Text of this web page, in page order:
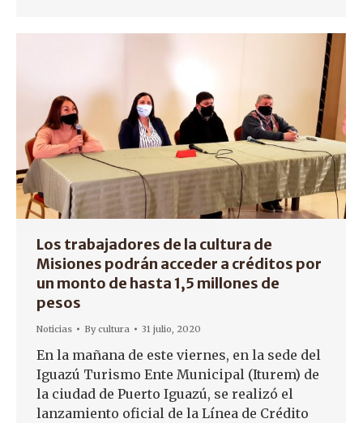
Los trabajadores de la cultura de
Misiones podrán acceder a créditos por
un monto de hasta 1,5 millones de
pesos
Noticias Bycultura 31 julio, 2020
En la mañana de este viernes, en la sede del
Iguazú Turismo Ente Municipal (Iturem) de
la ciudad de Puerto Iguazú, se realizó el
lanzamiento oficial de la Línea de Crédito